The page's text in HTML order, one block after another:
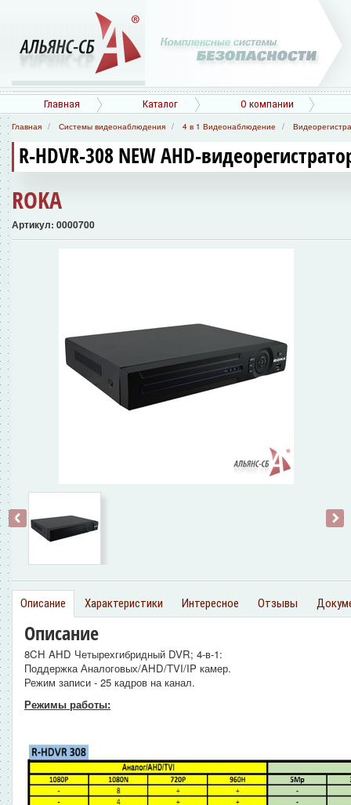
Главная Каталог О компании
Главная Системы видеонаблюдения 4 в 1 Видеонаблюдение
R-HDVR-308 NEW AHD-
ROKA
Артикул: 0000700
‹ ›
Описание Характеристики Интересное Отзывы
Описание
8CH AHD Четырехгибридный DVR; 4-в-1:
Поддержка Аналоговых/AHD/TVI/IP камер.
Режим записи - 25 кадров на канал.
Режимы работы: